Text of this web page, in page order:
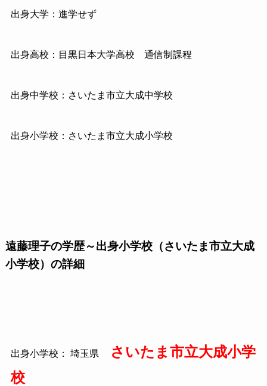
出身大学：進学せず
出身高校：目黒日本大学高校 通信制課程
出身中学校：さいたま市立大成中学校
出身小学校：さいたま市立大成小学校
遠藤理子の学歴～出身小学校（さいたま市立大成
小学校）の詳細
出身小学校： 埼玉県
さいたま市立大成小学
校